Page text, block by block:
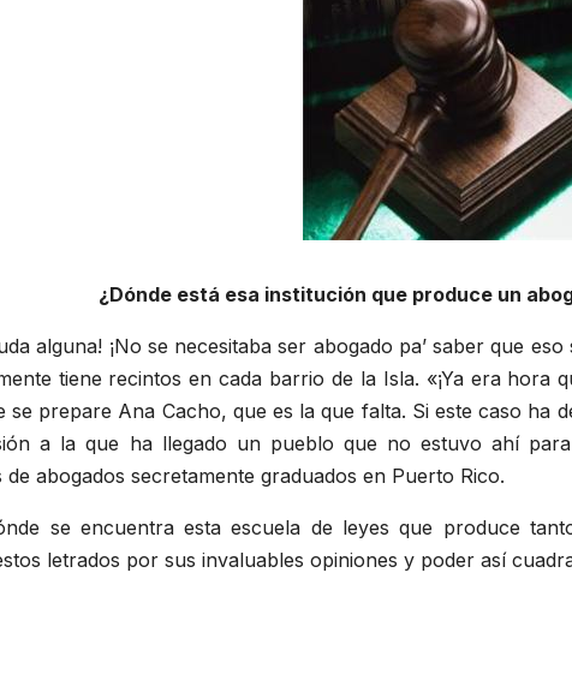
¿Dónde está esa institución que produce un
alguna! ¡No se necesitaba ser abogado pa’ saber que
tiene recintos en cada barrio de la Isla. «¡Ya era
se prepare Ana Cacho, que es la que falta. Si este caso ha
a la que ha llegado un pueblo que no estuvo ahí
abogados secretamente graduados en Puerto Rico.
se encuentra esta escuela de leyes que produce
letrados por sus invaluables opiniones y poder así